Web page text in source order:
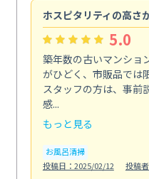
ホスピタリティの高さ
5.0
築年数の古いマンショ
がひどく、市販品では
スタッフの方は、事前
感...
もっと見る
お風呂清掃
投稿日：2025/02/12
投稿